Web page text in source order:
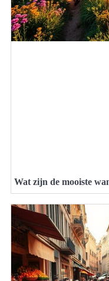
Wat zijn de mooiste